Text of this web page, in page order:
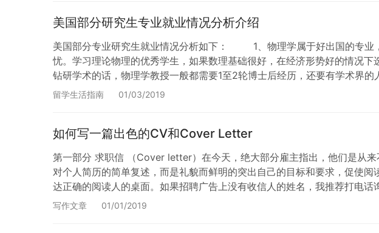
美国部分研究生专业就业情况分析介绍
美国部分专业研究生就业情况分析如下： 1、物理学属于好出国的专业
忧。学习理论物理的优秀学生，如果数理基础很好，在经济形势好的情况
钻研学术的话，物理学教授一般都需要1至2轮博士后经历，还要有学术界
以上。 2、化学也是好出国的行业。就业前景在美…
留学生活指南 01/03/2019
如何写一篇出色的CV和Cover Letter
第一部分 求职信 （Cover letter）在今天，绝大部分雇主指出，他们是从
对个人简历的简单复述，而是礼貌而鲜明的突出自己的目标和要求，促使
达正确的阅读人的桌面。如果招聘广告上没有收信人的姓名，我推荐打电
如不能的话按照以下原则：小型企业…
写作文章 01/01/2019